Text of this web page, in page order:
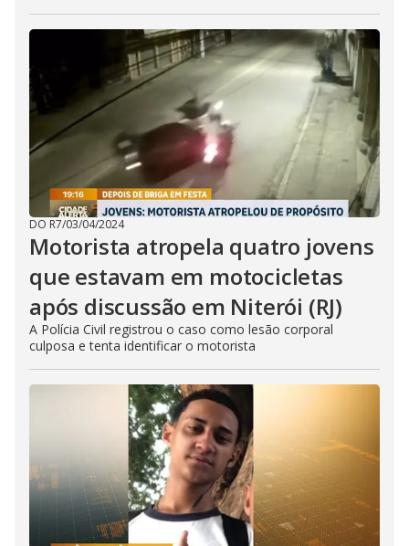
DO R7/03/04/2024
Motorista atropela quatro jovens
que estavam em motocicletas
após discussão em Niterói (RJ)
A Polícia Civil registrou o caso como lesão corporal
culposa e tenta identificar o motorista